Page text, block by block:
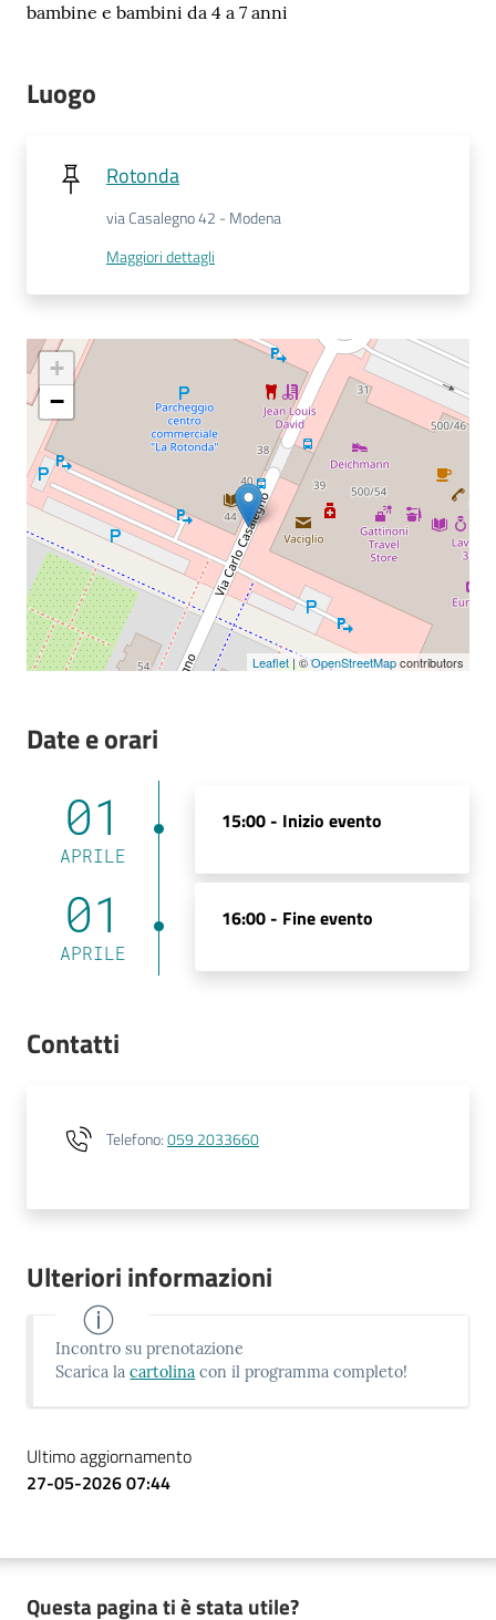
Contatti
Seguici
bambine e bambini da 4 a 7 anni
Luogo
Rotonda
via Casalegno 42 - Modena
Maggiori dettagli
+
−
Leaflet| ©OpenStreetMapcontributors
Date e orari
01
APRILE
15:00 - Inizio evento
01
APRILE
16:00 - Fine evento
Contatti
Telefono:059 2033660
Ulteriori informazioni
Incontro su prenotazione
Scarica lacartolina con il programma completo!
Ultimo aggiornamento
27-05-2026 07:44
Questa pagina ti è stata utile?